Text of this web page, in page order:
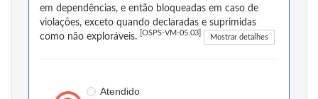
em dependências, e então bloqueadas em caso de
violações, exceto quando declaradas e suprimidas
como não exploráveis.
[OSPS-VM-05.03] Mostrar detalhes
Atendido